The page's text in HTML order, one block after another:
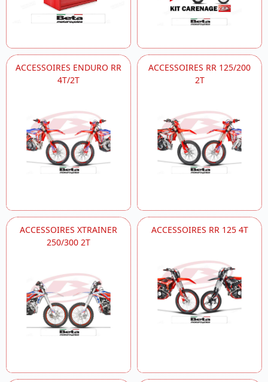
ACCESSOIRES ENDURO RR
4T/2T
ACCESSOIRES RR 125/200
2T
ACCESSOIRES XTRAINER
250/300 2T
ACCESSOIRES RR 125 4T